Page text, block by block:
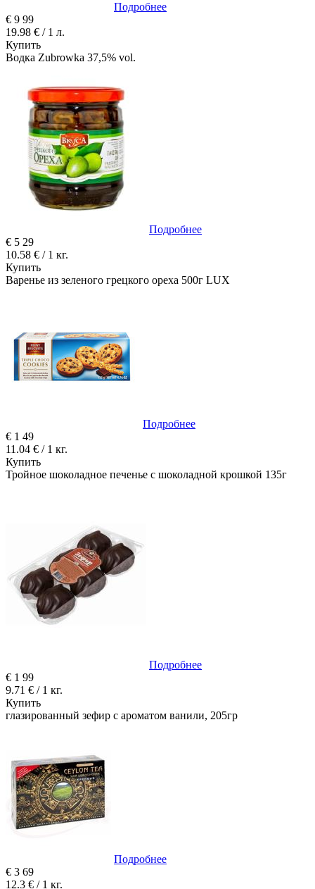
Подробнее
€ 9 99
19.98 € / 1 л.
Купить
Водка Zubrowka 37,5% vol.
Подробнее
€ 5 29
10.58 € / 1 кг.
Купить
Варенье из зеленого грецкого ореха 500г LUX
Подробнее
€ 1 49
11.04 € / 1 кг.
Купить
Тройное шоколадное печенье с шоколадной крошкой 135г
Подробнее
€ 1 99
9.71 € / 1 кг.
Купить
глазированный зефир с ароматом ванили, 205гр
Подробнее
€ 3 69
12.3 € / 1 кг.